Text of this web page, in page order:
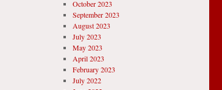
October 2023
September 2023
August 2023
July 2023
May 2023
April 2023
February 2023
July 2022